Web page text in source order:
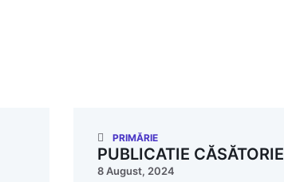
PRIMĂRIE
PUBLICATIE CĂSĂTORIE
8 August, 2024